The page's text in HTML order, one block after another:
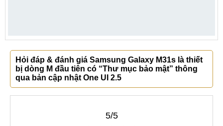
Hỏi đáp & đánh giá Samsung Galaxy M31s là thiết
bị dòng M đầu tiên có “Thư mục bảo mật” thông
qua bản cập nhật One UI 2.5
5/5